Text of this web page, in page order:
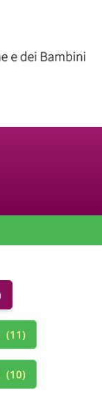
11
10